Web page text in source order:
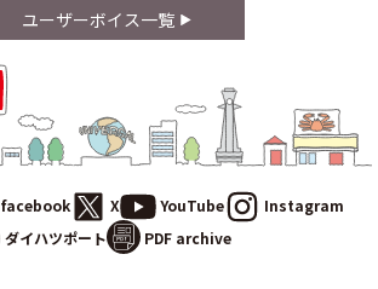
ユーザーボイス一覧
facebook X YouTube
Instagram
ダイハツポート
PDF archive